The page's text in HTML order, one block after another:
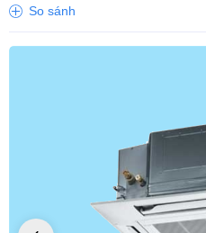
So sánh